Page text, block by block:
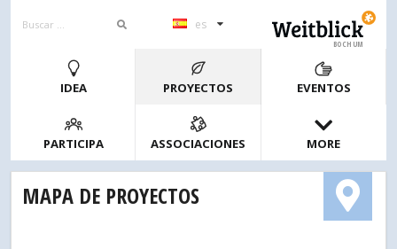
es
BOCHUM
IDEA PROYECTOS EVENTOS
PARTICIPA ASSOCIACIONES MORE
MAPA DE PROYECTOS